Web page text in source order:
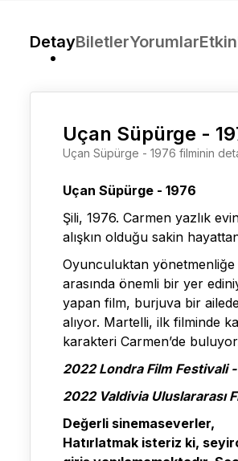
DetayBiletlerYorumlar
Uçan Süpürge -
Uçan Süpürge - 1976 filminin
Uçan Süpürge - 1976
Şili, 1976. Carmen yazlık
alışkın olduğu sakin
Oyunculuktan yönetmenliğe
arasında önemli bir yer
yapan film, burjuva bir
alıyor. Martelli, ilk filminde
karakteri Carmen’de
2022 Londra Film Festivali
2022 Valdivia Uluslararası
Değerli sinemaseverler,
Hatırlatmak isteriz ki,